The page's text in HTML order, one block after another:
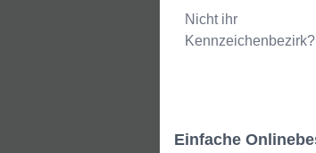
Nicht ihr
Kennzeichenbezirk?
Einfache